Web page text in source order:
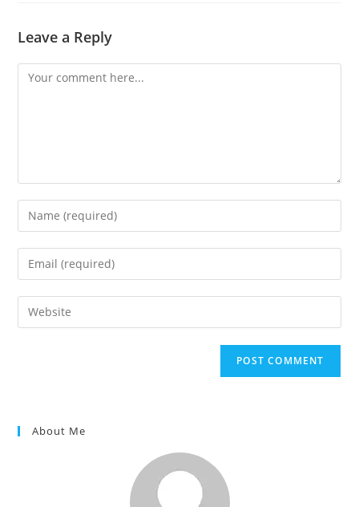
Leave a Reply
Comment
Enter
your
name
comment
Enter
your
email
address
Enter
your
About Me